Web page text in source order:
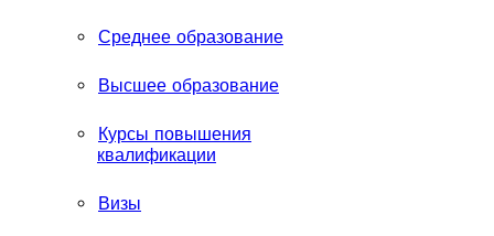
Среднее образование
Высшее образование
Курсы повышения
квалификации
Визы